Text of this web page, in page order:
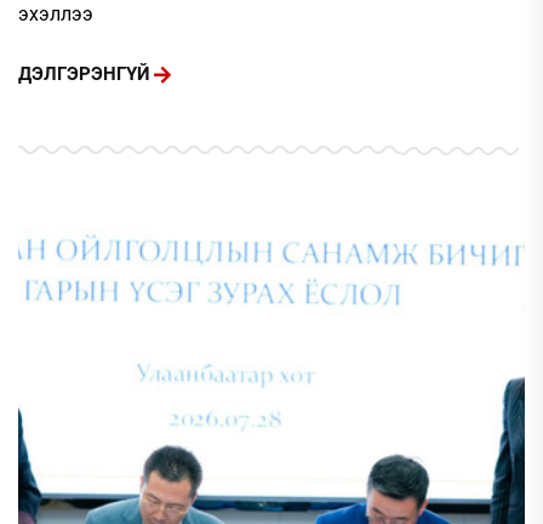
эхэллээ
ДЭЛГЭРЭНГҮЙ